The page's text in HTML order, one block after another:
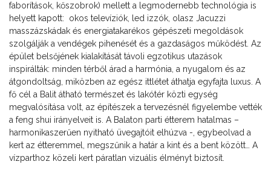
faborítások, kőszobrok) mellett a legmodernebb technológia is
helyett kapott: okos televíziók, led izzók, olasz Jacuzzi
masszázskádak és energiatakarékos gépészeti megoldások
szolgálják a vendégek pihenését és a gazdaságos működést. Az
épület belsőjének kialakítását távoli egzotikus utazások
inspirálták: minden térből árad a harmónia, a nyugalom és az
átgondoltság, miközben az egész ittlétet áthatja egyfajta luxus. A
fő cél a Balit átható természet és lakótér közti egység
megvalósítása volt, az építészek a tervezésnél figyelembe vették
a feng shui irányelveit is. A Balaton parti étterem hatalmas –
harmonikaszerűen nyitható üvegajtóit elhúzva -, egybeolvad a
kert az étteremmel, megszűnik a határ a kint és a bent között… A
vízparthoz közeli kert páratlan vizuális élményt biztosít.